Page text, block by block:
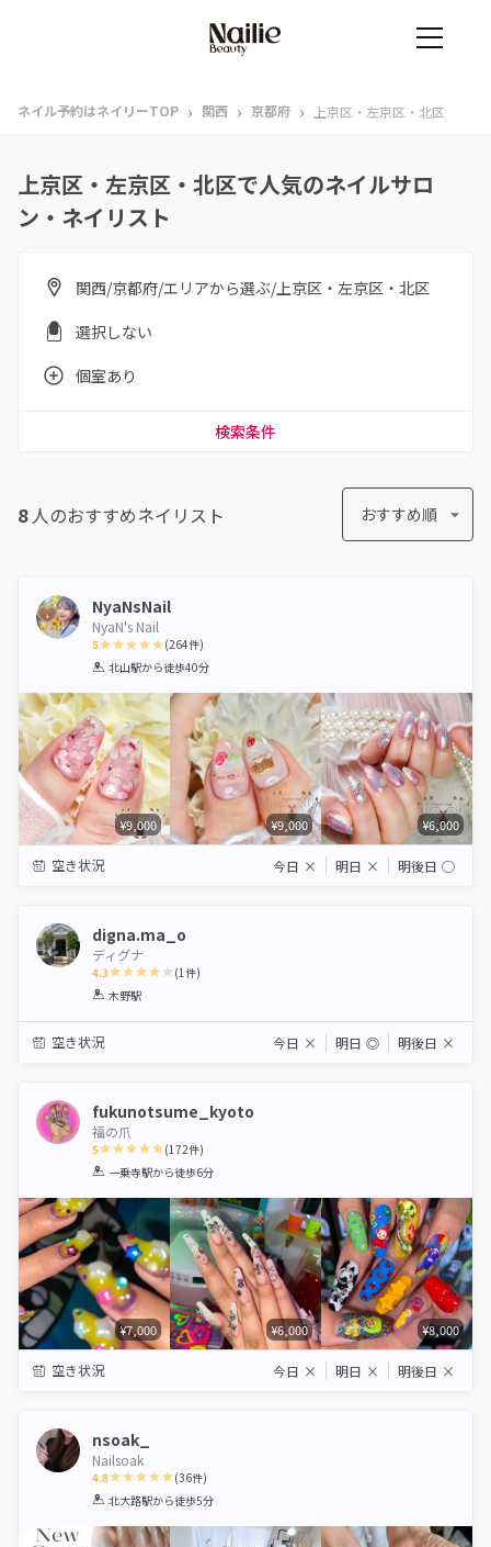
ネイル予約はネイリーTOP › 関西 › 京都府 › 上京区・左京区・北区
上京区・左京区・北区で人気のネイルサロ
ン・ネイリスト
関西/京都府/エリアから選ぶ/上京区・左京区・北区
選択しない
個室あり
検索条件
8人のおすすめネイリスト おすすめ順
NyaNsNail
NyaN's Nail
5
1 2 3 4 5
(264件)
北山駅から徒歩40分
¥9,000 ¥9,000 ¥6,000
空き状況 今日 × 明日 × 明後日 ◯
digna.ma_o
ディグナ
4.3
1 2 3
(1件)
木野駅
空き状況 今日 × 明日 ◎ 明後日 ×
fukunotsume_kyoto
福の爪
5
1 2 3 4 5
(172件)
一乗寺駅から徒歩6分
¥7,000 ¥6,000 ¥8,000
空き状況 今日 × 明日 × 明後日 ×
nsoak_
Nailsoak
4.8
1 2 3 4 5
(36件)
北大路駅から徒歩5分